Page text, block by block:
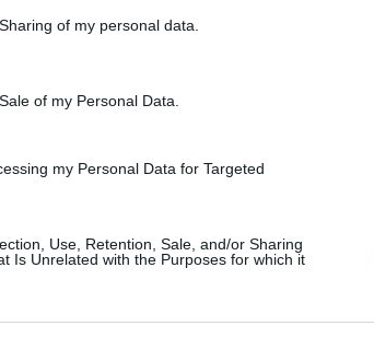
of my personal data.
of my Personal Data.
my Personal Data for Targeted
Use, Retention, Sale, and/or Sharing
Is Unrelated with the Purposes for which it